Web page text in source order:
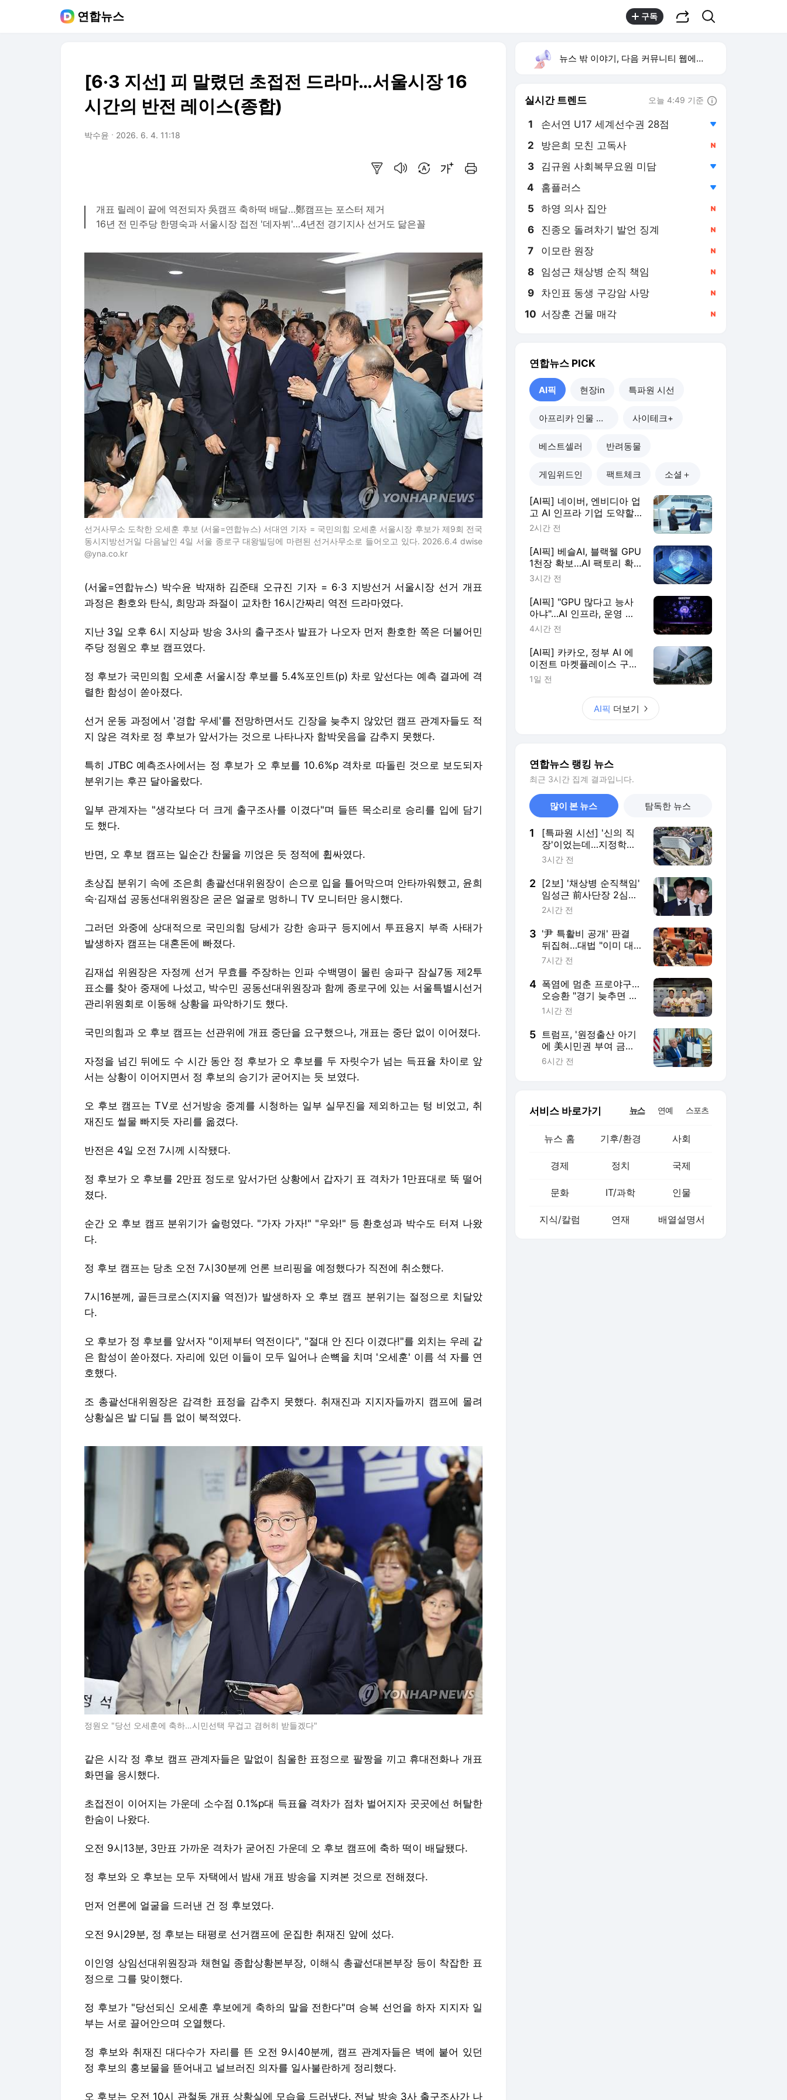
연합뉴스 구독
[6·3 지선] 피 말렸던 초접전 드라마…서울시장 16
시간의 반전 레이스(종합)
박수윤 2026. 6. 4. 11:18
개표 릴레이 끝에 역전되자 吳캠프 축하떡 배달…鄭캠프는 포스터 제거
16년 전 민주당 한명숙과 서울시장 접전 '데자뷔'…4년전 경기지사 선거도 닮은꼴
선거사무소 도착한 오세훈 후보 (서울=연합뉴스) 서대연 기자 = 국민의힘 오세훈 서울시장 후보가 제9회 전국
동시지방선거일 다음날인 4일 서울 종로구 대왕빌딩에 마련된 선거사무소로 들어오고 있다. 2026.6.4 dwise
@yna.co.kr
(서울=연합뉴스) 박수윤 박재하 김준태 오규진 기자 = 6·3 지방선거 서울시장 선거 개표
과정은 환호와 탄식, 희망과 좌절이 교차한 16시간짜리 역전 드라마였다.
지난 3일 오후 6시 지상파 방송 3사의 출구조사 발표가 나오자 먼저 환호한 쪽은 더불어민
주당 정원오 후보 캠프였다.
정 후보가 국민의힘 오세훈 서울시장 후보를 5.4%포인트(p) 차로 앞선다는 예측 결과에 격
렬한 함성이 쏟아졌다.
선거 운동 과정에서 '경합 우세'를 전망하면서도 긴장을 늦추지 않았던 캠프 관계자들도 적
지 않은 격차로 정 후보가 앞서가는 것으로 나타나자 함박웃음을 감추지 못했다.
특히 JTBC 예측조사에서는 정 후보가 오 후보를 10.6%p 격차로 따돌린 것으로 보도되자
분위기는 후끈 달아올랐다.
일부 관계자는 "생각보다 더 크게 출구조사를 이겼다"며 들뜬 목소리로 승리를 입에 담기
도 했다.
반면, 오 후보 캠프는 일순간 찬물을 끼얹은 듯 정적에 휩싸였다.
초상집 분위기 속에 조은희 총괄선대위원장이 손으로 입을 틀어막으며 안타까워했고, 윤희
숙·김재섭 공동선대위원장은 굳은 얼굴로 멍하니 TV 모니터만 응시했다.
그러던 와중에 상대적으로 국민의힘 당세가 강한 송파구 등지에서 투표용지 부족 사태가
발생하자 캠프는 대혼돈에 빠졌다.
김재섭 위원장은 자정께 선거 무효를 주장하는 인파 수백명이 몰린 송파구 잠실7동 제2투
표소를 찾아 중재에 나섰고, 박수민 공동선대위원장과 함께 종로구에 있는 서울특별시선거
관리위원회로 이동해 상황을 파악하기도 했다.
국민의힘과 오 후보 캠프는 선관위에 개표 중단을 요구했으나, 개표는 중단 없이 이어졌다.
자정을 넘긴 뒤에도 수 시간 동안 정 후보가 오 후보를 두 자릿수가 넘는 득표율 차이로 앞
서는 상황이 이어지면서 정 후보의 승기가 굳어지는 듯 보였다.
오 후보 캠프는 TV로 선거방송 중계를 시청하는 일부 실무진을 제외하고는 텅 비었고, 취
재진도 썰물 빠지듯 자리를 옮겼다.
반전은 4일 오전 7시께 시작됐다.
정 후보가 오 후보를 2만표 정도로 앞서가던 상황에서 갑자기 표 격차가 1만표대로 뚝 떨어
졌다.
순간 오 후보 캠프 분위기가 술렁였다. "가자 가자!" "우와!" 등 환호성과 박수도 터져 나왔
다.
정 후보 캠프는 당초 오전 7시30분께 언론 브리핑을 예정했다가 직전에 취소했다.
7시16분께, 골든크로스(지지율 역전)가 발생하자 오 후보 캠프 분위기는 절정으로 치달았
다.
오 후보가 정 후보를 앞서자 "이제부터 역전이다", "절대 안 진다 이겼다!"를 외치는 우레 같
은 함성이 쏟아졌다. 자리에 있던 이들이 모두 일어나 손뼉을 치며 '오세훈' 이름 석 자를 연
호했다.
조 총괄선대위원장은 감격한 표정을 감추지 못했다. 취재진과 지지자들까지 캠프에 몰려
상황실은 발 디딜 틈 없이 북적였다.
정원오 "당선 오세훈에 축하…시민선택 무겁고 겸허히 받들겠다"
같은 시각 정 후보 캠프 관계자들은 말없이 침울한 표정으로 팔짱을 끼고 휴대전화나 개표
화면을 응시했다.
초접전이 이어지는 가운데 소수점 0.1%p대 득표율 격차가 점차 벌어지자 곳곳에선 허탈한
한숨이 나왔다.
오전 9시13분, 3만표 가까운 격차가 굳어진 가운데 오 후보 캠프에 축하 떡이 배달됐다.
정 후보와 오 후보는 모두 자택에서 밤새 개표 방송을 지켜본 것으로 전해졌다.
먼저 언론에 얼굴을 드러낸 건 정 후보였다.
오전 9시29분, 정 후보는 태평로 선거캠프에 운집한 취재진 앞에 섰다.
이인영 상임선대위원장과 채현일 종합상황본부장, 이해식 총괄선대본부장 등이 착잡한 표
정으로 그를 맞이했다.
정 후보가 "당선되신 오세훈 후보에게 축하의 말을 전한다"며 승복 선언을 하자 지지자 일
부는 서로 끌어안으며 오열했다.
정 후보와 취재진 대다수가 자리를 뜬 오전 9시40분께, 캠프 관계자들은 벽에 붙어 있던
정 후보의 홍보물을 뜯어내고 널브러진 의자를 일사불란하게 정리했다.
오 후보는 오전 10시 관철동 개표 상황실에 모습을 드러냈다. 전날 방송 3사 출구조사가 나
뉴스 밖 이야기, 다음 커뮤니티 웹에서 보기
실시간 트렌드 오늘 4:49 기준
1 손서연 U17 세계선수권 28점
2 방은희 모친 고독사
3 김규원 사회복무요원 미담
4 홈플러스
5 하영 의사 집안
6 진종오 돌려차기 발언 징계
7 이모란 원장
9 차인표 동생 구강암 사망
10 서장훈 건물 매각
연합뉴스 PICK
AI픽 현장in 특파원 시선
아프리카 인물 열전 사이테크+
베스트셀러 반려동물
게임위드인 팩트체크 소셜＋
[AI픽] 네이버, 엔비디아 업
고 AI 인프라 기업 도약할
까
2시간 전
[AI픽] 베슬AI, 블랙웰 GPU
1천장 확보…AI 팩토리 확
장
3시간 전
[AI픽] "GPU 많다고 능사
아냐"…AI 인프라, 운영 효
율이 판가름
4시간 전
[AI픽] 카카오, 정부 AI 에
이전트 마켓플레이스 구축
한다
1일 전
AI픽 더보기
연합뉴스 랭킹 뉴스
최근 3시간 집계 결과입니다.
많이 본 뉴스 탐독한 뉴스
1
[특파원 시선] '신의 직
장'이었는데…지정학적
격변에 몸살앓는 EU집
3시간 전
2 [2보] '채상병 순직책임'
임성근 前사단장 2심도
징역 3년
2시간 전
3 '尹 특활비 공개' 판결
뒤집혀…대법 "이미 대
통령기록관 이관"
7시간 전
4 폭염에 멈춘 프로야구…
오승환 "경기 늦추면 귀
가·이동도 문제"
1시간 전
5 트럼프, '원정출산 아기
에 美시민권 부여 금지'
행정명령 서명(종합)
6시간 전
서비스 바로가기 뉴스 연예 스포츠
뉴스 홈 기후/환경 사회
경제 정치 국제
문화 IT/과학 인물
지식/칼럼 연재 배열설명서